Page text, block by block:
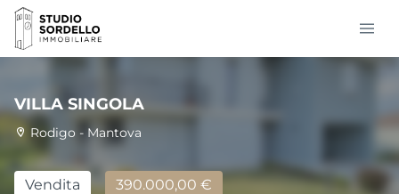
PROPOSTE
VALUTAZIONE IMMOBILE
CONTATTI
VILLA SINGOLA
Rodigo - Mantova
Vendita 390.000,00 €